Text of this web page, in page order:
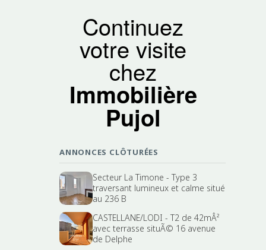
Continuez
votre visite
chez
Immobilière
Pujol
ANNONCES CLÔTURÉES
Secteur La Timone - Type 3
traversant lumineux et calme situé
au 236 B
CASTELLANE/LODI - T2 de 42mÂ²
avec terrasse situÃ© 16 avenue
de Delphe